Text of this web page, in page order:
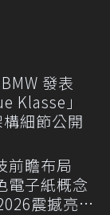
發表
Klasse」
細節公開
前瞻布局
電子紙概念
震撼亮